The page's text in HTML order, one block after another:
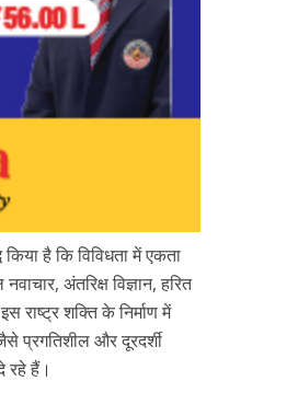
है कि विविधता में एकता
अंतरिक्ष विज्ञान, हरित
राष्ट्र शक्ति के निर्माण में
प्रगतिशील और दूरदर्शी
रहे हैं।